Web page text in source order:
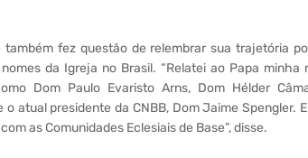
também fez questão de relembrar sua trajetória
da Igreja no Brasil. “Relatei ao Papa
Dom Paulo Evaristo Arns, Dom Hélder
o atual presidente da CNBB, Dom Jaime
as Comunidades Eclesiais de Base”, disse.